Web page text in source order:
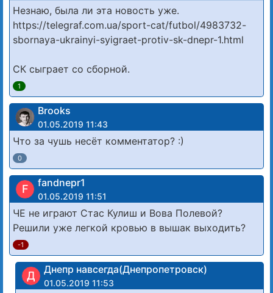
Незнаю, была ли эта новость уже.
https://telegraf.com.ua/sport-cat/futbol/4983732-
sbornaya-ukrainyi-syigraet-protiv-sk-dnepr-1.html
СК сыграет со сборной.
1
Brooks
01.05.2019 11:43
Что за чушь несёт комментатор? :)
0
F fandnepr1
01.05.2019 11:51
ЧЕ не играют Стас Кулиш и Вова Полевой?
Решили уже легкой кровью в вышак выходить?
-1
Д Днепр навсегда(Днепропетровск)
01.05.2019 11:53